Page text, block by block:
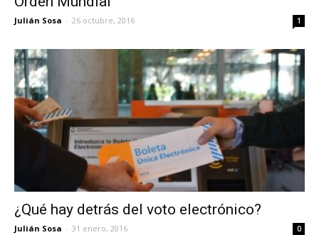
Julián Sosa - 26 octubre, 2016 1
¿Qué hay detrás del voto electrónico?
Julián Sosa - 31 enero, 2016 0